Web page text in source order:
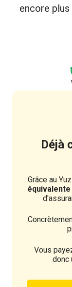
encore
Déjà
Grâce au
équivalente
Vous
donc